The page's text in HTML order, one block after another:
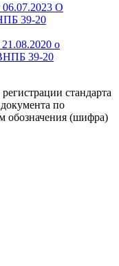
О
39-20
о
ВНПБ 39-20
стандарта
по
обозначения (шифра)